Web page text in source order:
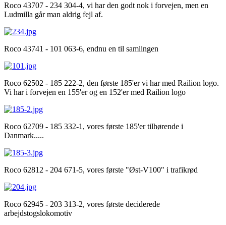
Roco 43707 - 234 304-4, vi har den godt nok i forvejen, men en
Ludmilla går man aldrig fejl af.
Roco 43741 - 101 063-6, endnu en til samlingen
Roco 62502 - 185 222-2, den første 185'er vi har med Railion logo.
Vi har i forvejen en 155'er og en 152'er med Railion logo
Roco 62709 - 185 332-1, vores første 185'er tilhørende i
Danmark.....
Roco 62812 - 204 671-5, vores første "Øst-V100" i trafikrød
Roco 62945 - 203 313-2, vores første deciderede
arbejdstogslokomotiv